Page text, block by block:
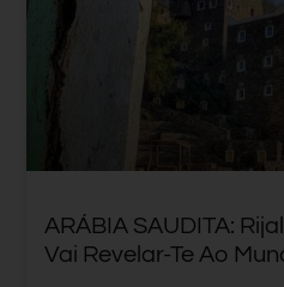
ARÁBIA SAUDITA:
Vai Revelar-Te Ao